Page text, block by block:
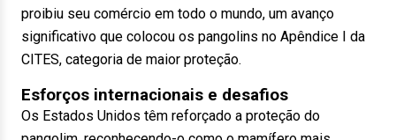
proibiu seu comércio em todo o mundo, um avanço
significativo que colocou os pangolins no Apêndice I da
CITES, categoria de maior proteção.
Esforços internacionais e desafios
Os Estados Unidos têm reforçado a proteção do